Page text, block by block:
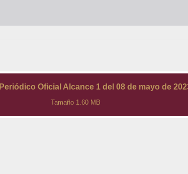
Periódico Oficial Alcance 1 del 08 de mayo de
Tamaño 1.60 MB